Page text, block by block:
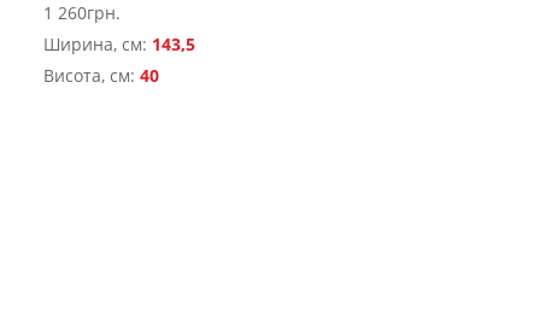
1 260грн.
Ширина, см: 143,5
Висота, см:40